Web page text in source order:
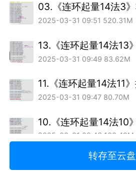
2025-03-31 09:51 520.31M
2025-03-31 09:49 83.62M
2025-03-31 09:47 80.70M
2025-03-31 09:43 103.49M
转存至云盘